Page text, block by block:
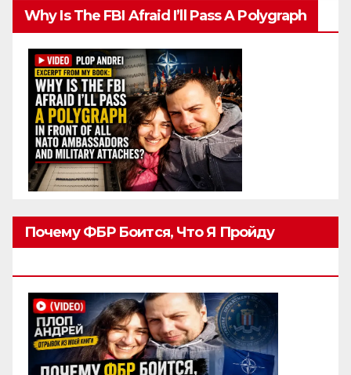
Why Is The FBI Afraid I’ll Pass A Polygraph
Почему ФБР Боится, Что Я Пройду